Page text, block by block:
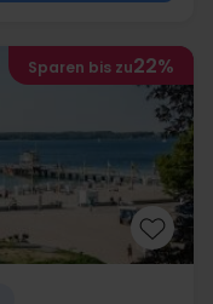
Sparen bis zu22%